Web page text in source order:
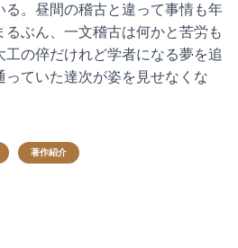
。昼間の稽古と違って事情も年
ぶん、一文稽古は何かと苦労も
の倅だけれど学者になる夢を追
ていた達次が姿を見せなくな
著作紹介